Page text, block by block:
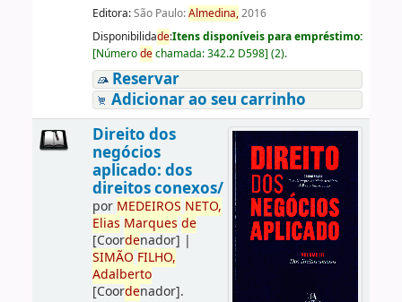
Editora:São Paulo:Almedina,2016
Disponibilidade:Itens disponíveis para empréstimo:
[Númerodechamada:342.2 D598] (2).
Reservar
Adicionar ao seu carrinho
Direito dos
negócios
aplicado: dos
direitos conexos/
por MEDEIROS NETO,
Elias Marques de
[Coordenador] |
SIMÃO FILHO,
Adalberto
[Coordenador].